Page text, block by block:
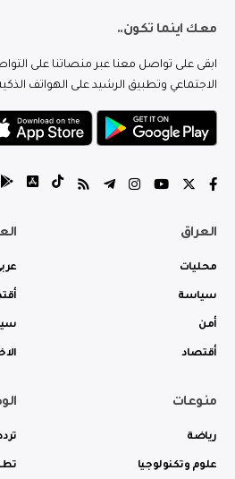
معك اينما تكون..
ابقى على تواصل معنا عبر منصاتنا على
الاجتماعي وتطبيق الرشيد على الهواتف
العراق
محليات
سياسة
أمن
أقتصاد
منوعات
رياضة
علوم وتكنولوجيا